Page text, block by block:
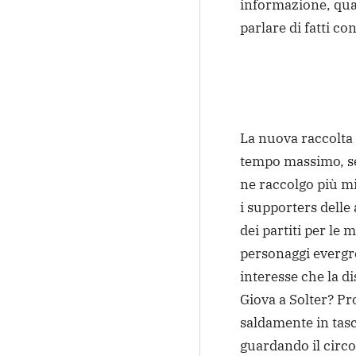
informazione,
parlare di fatti
La nuova
tempo massimo,
ne raccolgo più
i supporters
dei partiti per le
personaggi
interesse che la
Giova a Solter?
saldamente in
guardando il